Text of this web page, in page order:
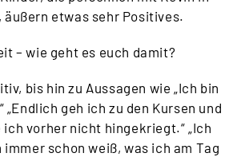
etwas sehr Positives.
– wie geht es euch damit?
bis hin zu Aussagen wie „Ich bin
geh ich zu den Kursen und
ich vorher nicht hingekriegt.“ „Ich
schon weiß, was ich am Tag